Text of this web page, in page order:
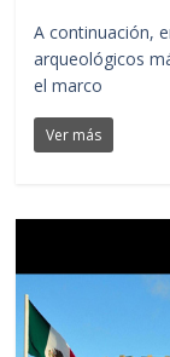
A continuación,
arqueológicos
el marco
Ver más